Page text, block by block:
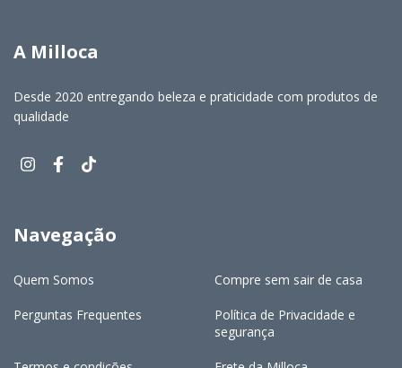
A Milloca
Desde 2020 entregando beleza e praticidade com produtos de
qualidade
Navegação
Quem Somos Compre sem sair de casa
Perguntas Frequentes
Política de Privacidade e
segurança